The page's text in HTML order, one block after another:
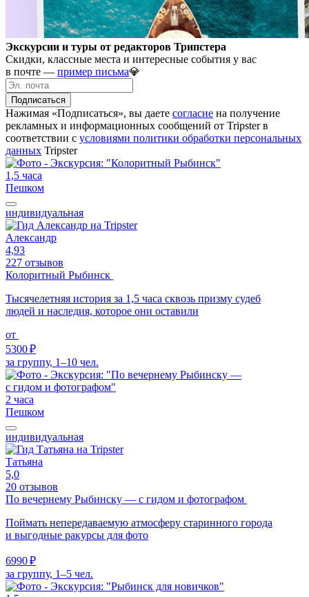
Экскурсии и туры от редакторов Трипстера
Скидки, классные места и интересные события у вас
в почте — пример письма💎
Подписаться
Нажимая «Подписаться», вы даете согласие на получение
рекламных и информационных сообщений от Tripster в
соответствии c условиями политики обработки персональных
данных Tripster
1,5 часа
Пешком
индивидуальная
Александр
4,93
227 отзывов
Колоритный Рыбинск
Тысячелетняя история за 1,5 часа сквозь призму судеб
людей и наследия, которое они оставили
от
5300 ₽
за группу, 1–10 чел.
2 часа
Пешком
индивидуальная
Татьяна
5,0
20 отзывов
По вечернему Рыбинску — с гидом и фотографом
Поймать непередаваемую атмосферу старинного города
и выгодные ракурсы для фото
6990 ₽
за группу, 1–5 чел.